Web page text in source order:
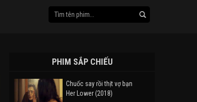
PHIM SẮP CHIẾU
Chuốc say rồi thịt vợ bạn
Her Lower (2018)